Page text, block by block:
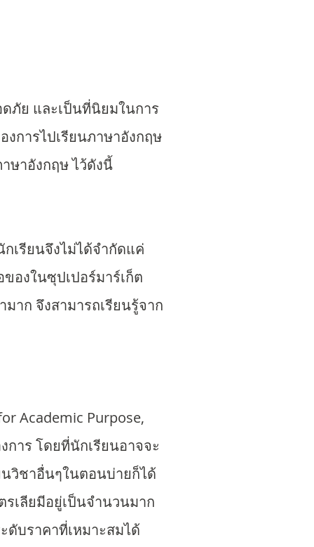
ดภัย และเป็นที่นิยมในการ
งการไปเรียนภาษาอังกฤษ
ษาอังกฤษ ไว้ดังนี้
เรียนจึงไม่ได้จำกัดแค่
องในซุปเปอร์มาร์เก็ต
าก จึงสามารถเรียนรู้จาก
Academic Purpose,
การ โดยที่นักเรียนอาจจะ
นวิชาอื่นๆในตอนบ่ายก็ได้
รเลียมีอยู่เป็นจำนวนมาก
ดับราคาที่เหมาะสมได้